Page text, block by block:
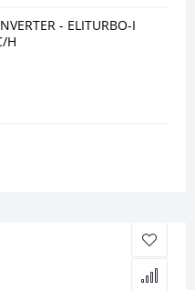
- ELITURBO-I
H